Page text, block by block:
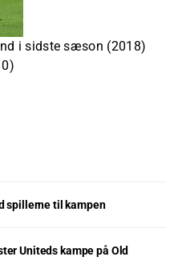
i sidste sæson (2018)
spillerne til kampen
Uniteds kampe på Old